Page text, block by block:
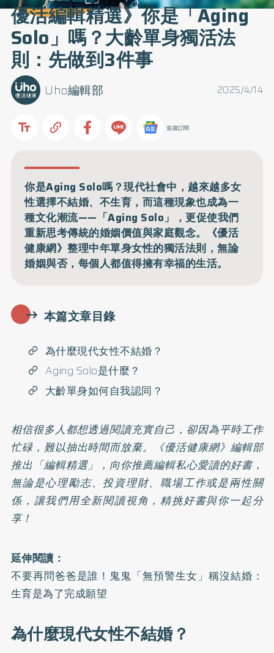
優活編輯精選》你是「Aging
Solo」嗎？大齡單身獨活法
則：先做到3件事
2025/4/14
Uho編輯部
追蹤訂閱
你是Aging Solo嗎？現代社會中，越來越多女
性選擇不結婚、不生育，而這種現象也成為一
種文化潮流——「Aging Solo」，更促使我們
重新思考傳統的婚姻價值與家庭觀念。《優活
健康網》整理中年單身女性的獨活法則，無論
婚姻與否，每個人都值得擁有幸福的生活。
本篇文章目錄
為什麼現代女性不結婚？
Aging Solo是什麼？
大齡單身如何自我認同？
相信很多人都想透過閱讀充實自己，卻因為平時工作
忙碌，難以抽出時間而放棄。《優活健康網》編輯部
推出「編輯精選」，向你推薦編輯私心愛讀的好書，
無論是心理勵志、 投資理財、職場工作或是兩性關
係 ，讓我們用全新閱讀視角，精挑好書與你一起分
享！
延伸閱讀：
不要再問爸爸是誰！鬼鬼「無預警生女」稱沒結婚：
生育是為了完成願望
為什麼現代女性不結婚？